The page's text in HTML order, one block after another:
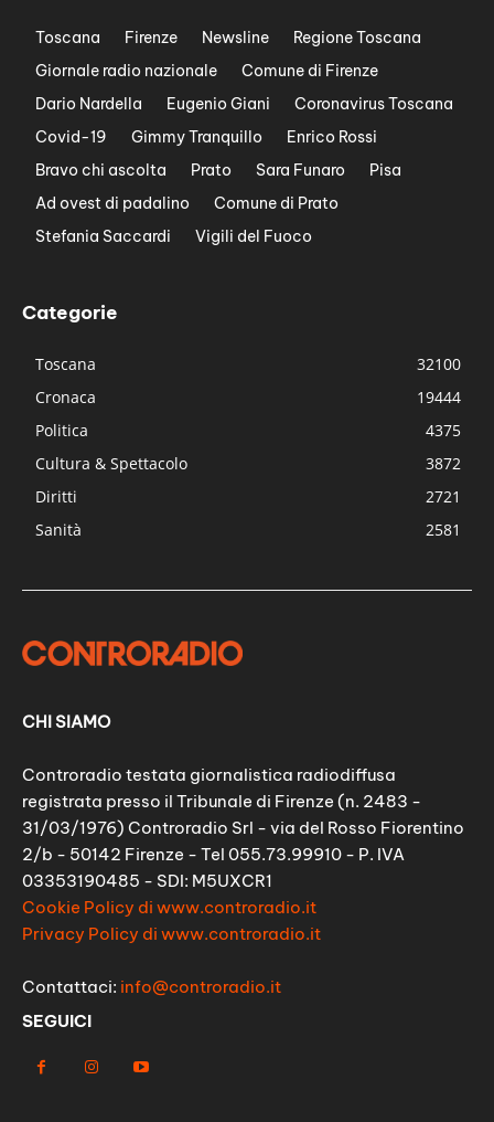
Toscana Firenze Newsline
Regione Toscana
Giornale radio nazionale
Comune di Firenze
Dario Nardella
Eugenio Giani
Coronavirus Toscana
Covid-19
Gimmy Tranquillo
Enrico Rossi
Bravo chi ascolta
Prato Sara Funaro
Pisa
Ad ovest di padalino
Comune di Prato
Stefania Saccardi
Vigili del Fuoco
Categorie
Toscana
32100
Cronaca
19444
Politica
4375
Cultura & Spettacolo
3872
Diritti
2721
Sanità
2581
CHI SIAMO
Controradio testata giornalistica radiodiffusa
registrata presso il Tribunale di Firenze (n. 2483 -
31/03/1976) Controradio Srl - via del Rosso Fiorentino
2/b - 50142 Firenze - Tel 055.73.99910 - P. IVA
03353190485 - SDI: M5UXCR1
Cookie Policy di www.controradio.it
Privacy Policy di www.controradio.it
Contattaci: info@controradio.it
SEGUICI